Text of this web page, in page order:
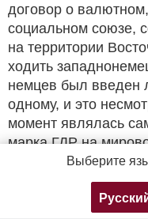
договор о
социальном союзе,
на территории
ходить
немцев был введен
одному, и это
момент являлась
марка ГДР на
котировалась.
Продолжая
Выберите